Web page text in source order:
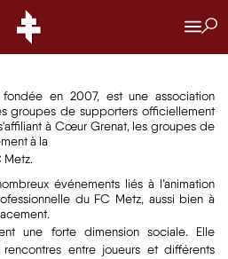
GRENAT
GRENAT
en 2007, est une association
groupes de supporters officiellement
à Cœur Grenat, les groupes de
à la
Metz.
événements liés à l’animation
du FC Metz, aussi bien à
une forte dimension sociale. Elle
entre joueurs et différents